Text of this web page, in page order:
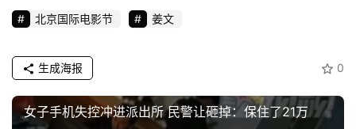
教
专
题
北京国际电影节 姜文
0
生成海报
女子手机失控冲进派出所 民警让砸掉：保住了21万